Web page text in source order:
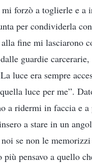
forzò a toglierle e a
per condividerla
fine mi lasciarono
guardie
luce era sempre
luce per me”.
a ridermi in faccia e
a stare in un
se non le
pensavo a quello